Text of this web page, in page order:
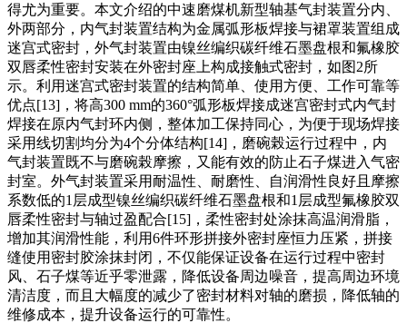
得尤为重要。本文介绍的中速磨煤机新型轴基气封装置分内、
外两部分，内气封装置结构为金属弧形板焊接与裙罩装置组成
迷宫式密封，外气封装置由镍丝编织碳纤维石墨盘根和氟橡胶
双唇柔性密封安装在外密封座上构成接触式密封，如图2所
示。利用迷宫式密封装置的结构简单、使用方便、工作可靠等
优点[13]，将高300 mm的360°弧形板焊接成迷宫密封式内气封
焊接在原内气封环内侧，整体加工保持同心，为便于现场焊接
采用线切割均分为4个分体结构[14]，磨碗榖运行过程中，内
气封装置既不与磨碗榖摩擦，又能有效的防止石子煤进入气密
封室。外气封装置采用耐温性、耐磨性、自润滑性良好且摩擦
系数低的1层成型镍丝编织碳纤维石墨盘根和1层成型氟橡胶双
唇柔性密封与轴过盈配合[15]，柔性密封处涂抹高温润滑脂，
增加其润滑性能，利用6件环形拼接外密封座恒力压紧，拼接
缝使用密封胶涂抹封闭，不仅能保证设备在运行过程中密封
风、石子煤等近乎零泄露，降低设备周边噪音，提高周边环境
清洁度，而且大幅度的减少了密封材料对轴的磨损，降低轴的
维修成本，提升设备运行的可靠性。